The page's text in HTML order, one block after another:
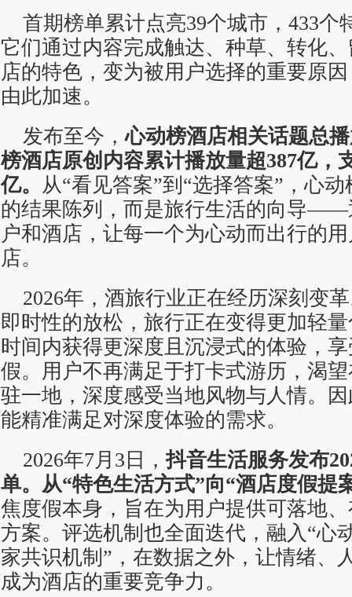
首期榜单累计点亮39个城市，433个
它们通过内容完成触达、种草、转化
店的特色，变为被用户选择的重要原
由此加速。
发布至今，心动榜酒店相关话题总
榜酒店原创内容累计播放量超387亿，
亿。 从“看见答案”到“选择答案”，心
的结果陈列，而是旅行生活的向导——
户和酒店，让每一个为心动而出行的
店。
2026年，酒旅行业正在经历深刻变
即时性的放松，旅行正在变得更加轻
时间内获得更深度且沉浸式的体验，
假。用户不再满足于打卡式游历，渴
驻一地，深度感受当地风物与人情。
能精准满足对深度体验的需求。
2026年7月3日，抖音生活服务发布
单。从“特色生活方式”向“酒店度假提
焦度假本身，旨在为用户提供可落地
方案。评选机制也全面迭代，融入“心
家共识机制”，在数据之外，让情绪、
成为酒店的重要竞争力。